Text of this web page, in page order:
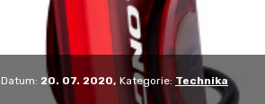
Datum: 20. 07. 2020 Kategorie: Technika